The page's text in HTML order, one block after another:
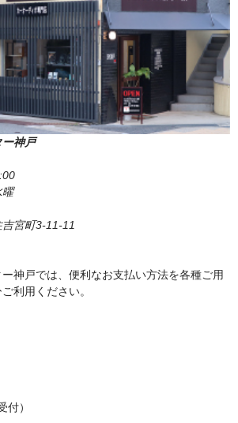
ー神戸
曜
宮町3-11-11
神戸では、便利なお支払い方法を各種ご用
利用ください。
付）